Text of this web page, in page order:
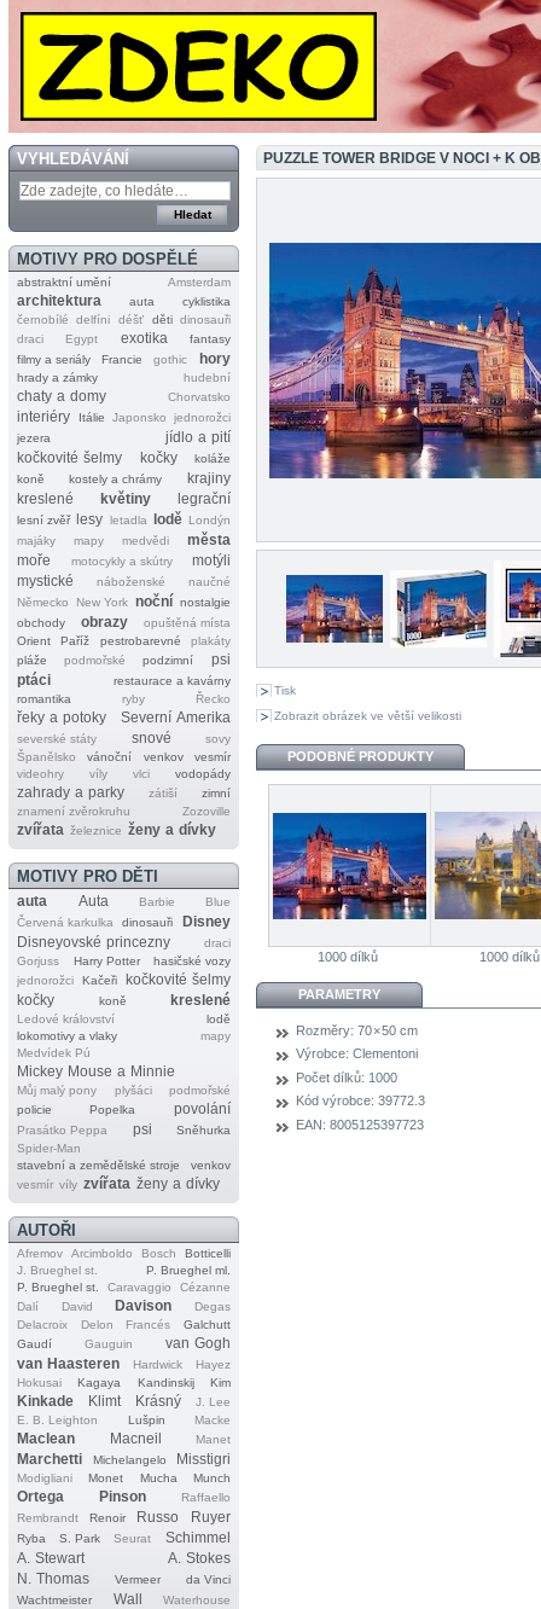
VYHLEDÁVÁNÍ
MOTIVY PRO DOSPĚLÉ
abstraktní umění Amsterdam
architektura auta
cyklistika
černobílé
delfíni déšť děti dinosauři
draci
Egypt exotika
fantasy
filmy a seriály
Francie gothic hory
hrady a zámky hudební
chaty a domy Chorvatsko
interiéry Itálie Japonsko
jednorožci
jezera
jídlo a pití
kočkovité šelmy
kočky
koláže
koně
kostely a chrámy
krajiny
kreslené
květiny legrační
lesní zvěř lesy letadla lodě Londýn
majáky
mapy medvědi
města
moře
motocykly a skútry
motýli
mystické
náboženské
naučné
Německo
New York noční nostalgie
obchody
obrazy
opuštěná místa
Orient
Paříž pestrobarevné
plakáty
pláže
podmořské podzimní
psi
ptáci
restaurace a kavárny
romantika
ryby Řecko
řeky a potoky Severní Amerika
severské státy snové
sovy
Španělsko
vánoční venkov
vesmír
videohry
víly vlci vodopády
zahrady a parky zátiší
zimní
znamení zvěrokruhu
Zozoville
zvířata železnice ženy a dívky
MOTIVY PRO DĚTI
auta Auta Barbie
Blue
Červená karkulka
dinosauři
Disney
Disneyovské princezny
draci
Gorjuss
Harry Potter
hasičské vozy
jednorožci
Kačeři
kočkovité šelmy
kočky
koně kreslené
Ledové království
lodě
lokomotivy a vlaky
mapy
Medvídek Pú
Mickey Mouse a Minnie
Můj malý pony plyšáci
podmořské
policie
Popelka povolání
Prasátko Peppa psi
Sněhurka
Spider‐Man
stavební a zemědělské stroje
venkov
vesmír víly zvířata ženy a dívky
AUTOŘI
Afremov Arcimboldo Bosch
Botticelli
J. Brueghel st.
P. Brueghel ml.
P. Brueghel st.
Caravaggio
Cézanne
Dalí
David Davison
Degas
Delacroix
Delon Francés
Galchutt
Gaudí
Gauguin
van Gogh
van Haasteren
Hardwick
Hayez
Hokusai
Kagaya Kandinskij Kim
Kinkade Klimt Krásný
J. Lee
E. B. Leighton
Lušpin Macke
Maclean Macneil Manet
Marchetti Michelangelo Misstigri
Modigliani Monet Mucha Munch
Ortega Pinson
Raffaello
Rembrandt
Renoir Russo Ruyer
Ryba S. Park Seurat
Schimmel
A. Stewart
A. Stokes
N. Thomas
Vermeer
da Vinci
Wachtmeister
Wall Waterhouse
PUZZLE TOWER BRIDGE V NOCI + K
Tisk
Zobrazit obrázek ve větší velikosti
PODOBNÉ PRODUKTY
1000 dílků 1000 dílků
PARAMETRY
Rozměry: 70 × 50 cm
Výrobce: Clementoni
Počet dílků: 1000
Kód výrobce: 39772.3
EAN: 8005125397723